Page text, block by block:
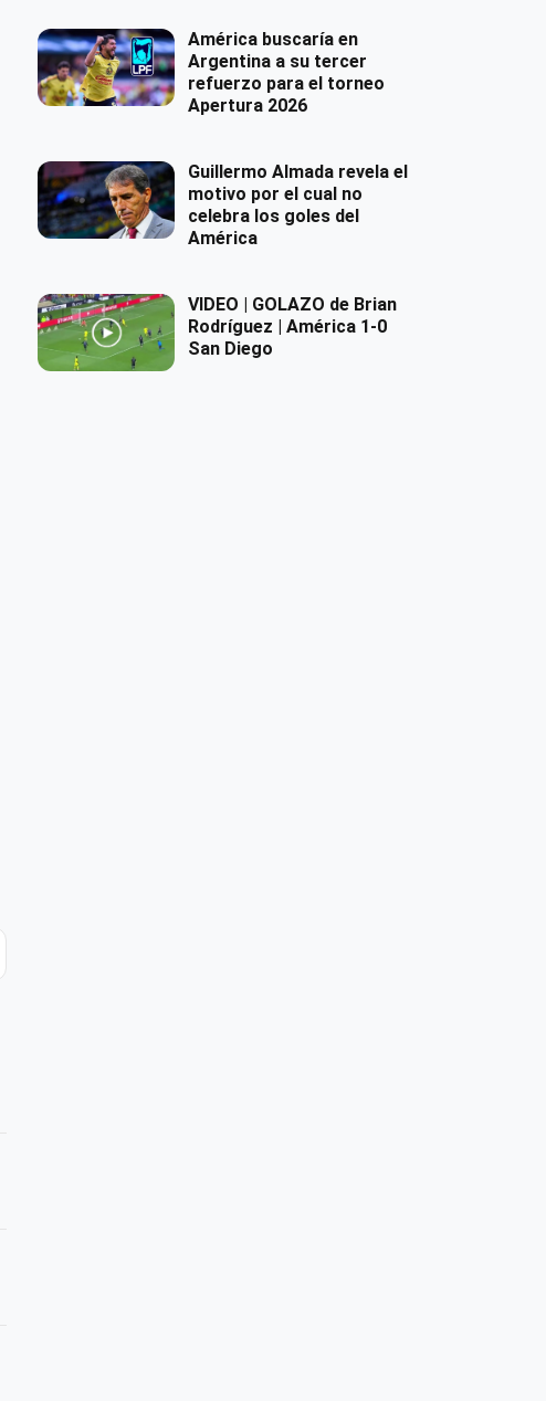
América buscaría en
Argentina a su tercer
refuerzo para el torneo
Apertura 2026
Guillermo Almada revela el
motivo por el cual no
celebra los goles del
América
VIDEO | GOLAZO de Brian
Rodríguez | América 1-0
San Diego